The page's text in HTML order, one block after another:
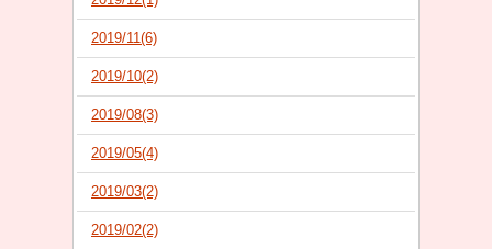
2019/11(6)
2019/10(2)
2019/08(3)
2019/05(4)
2019/03(2)
2019/02(2)